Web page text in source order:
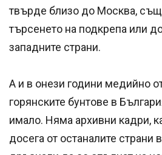
твърде близо до Москва,
търсенето на подкрепа или
западните страни.
А и в онези години медийно
горянските бунтове в
имало. Няма архивни кадри,
досега от останалите страни